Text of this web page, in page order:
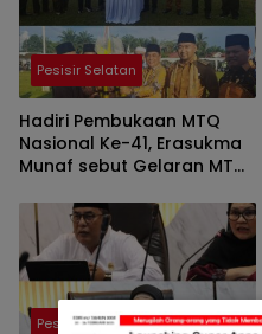
Pesisir Selatan
Hadiri Pembukaan MTQ
Nasional Ke-41, Erasukma
Munaf sebut Gelaran MTQ
kekuatan umat Islam.
Pesisir Selatan